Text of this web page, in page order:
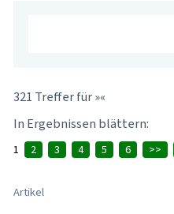
321 Treffer für »«
In Ergebnissen blättern:
1 2 3 4 5 6 >>
Artikel